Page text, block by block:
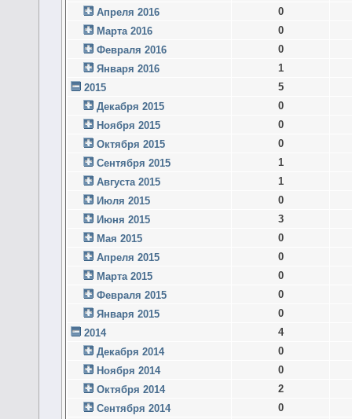
Апреля 2016
0
Марта 2016
0
Февраля 2016
0
Января 2016
1
2015
5
Декабря 2015
0
Ноября 2015
0
Октября 2015
0
Сентября 2015
1
Августа 2015
1
Июля 2015
0
Июня 2015
3
Мая 2015
0
Апреля 2015
0
Марта 2015
0
Февраля 2015
0
Января 2015
0
2014
4
Декабря 2014
0
Ноября 2014
0
Октября 2014
2
Сентября 2014
0